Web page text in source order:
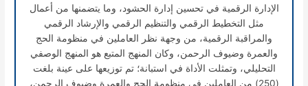
الإدارة الرقمية في تحسين إدارة الحشود، وما يتضمنها من أعمال
مثل التخطيط الرقمي والتنظيم الرقمي والإرشاد الرقمي
والمراقبة الرقمية، من وجهة نظر العاملين في منظومة الحج
والعمرة وضيوف الرحمن، وكان المنهج المتبع هو المنهج الوصفي
التحليلي، وتمثلت الأداة في استبانة؛ تم توزيعها على عينة بلغت
(250) من العاملين في منظومة الحج والعمرة وضيوف الرحمن،